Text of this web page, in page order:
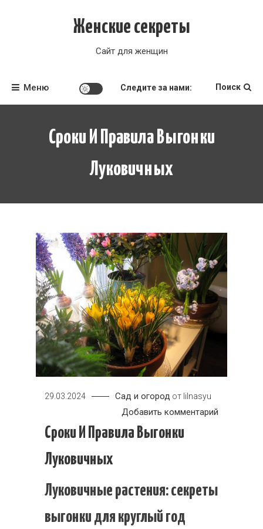
Женские секреты
Сайт для женщин
Меню Следите за нами: Поиск
Сроки И Правила Выгонки
Луковичных
29.03.2024 Сад и огород от lilnasyu
Добавить комментарий
Сроки И Правила Выгонки
Луковичных
Луковичные растения: секреты
выгонки для круглый год